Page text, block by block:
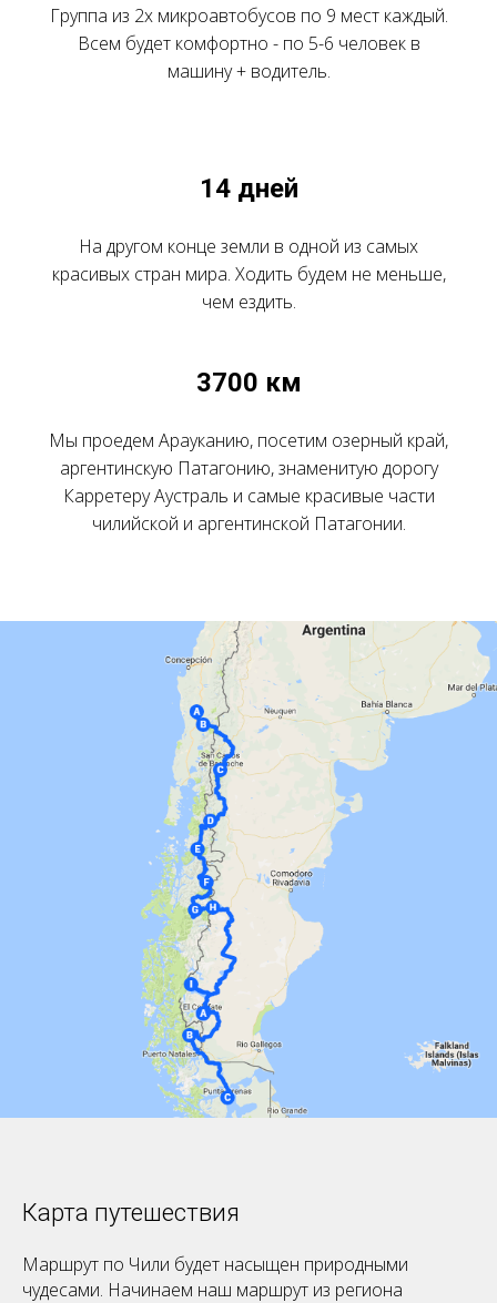
Группа из 2х микроавтобусов по 9 мест каждый.
Всем будет комфортно - по 5-6 человек в
машину + водитель.
14 дней
На другом конце земли в одной из самых
красивых стран мира. Ходить будем не меньше,
чем ездить.
3700 км
Мы проедем Арауканию, посетим озерный край,
аргентинскую Патагонию, знаменитую дорогу
Карретеру Аустраль и самые красивые части
чилийской и аргентинской Патагонии.
Карта путешествия
Маршрут по Чили будет насыщен природными
чудесами. Начинаем наш маршрут из региона